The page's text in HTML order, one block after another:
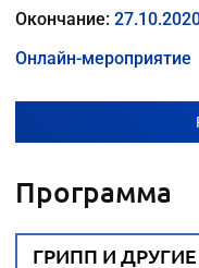
Окончание:
Онлайн-мероприятие
Программа
ГРИПП И